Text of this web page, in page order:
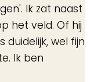
Ik zat naast
het veld. Of hij
wel fijn
Ik ben